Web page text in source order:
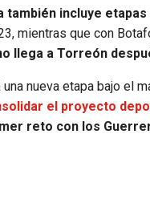
también incluye
mientras que con
llega a Torreón
nueva etapa bajo el
el proyecto
reto con los